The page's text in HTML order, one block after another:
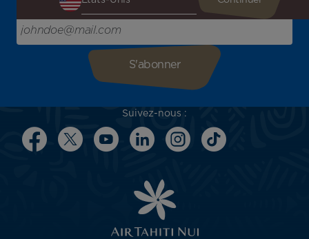
Saisissez votre adresse e-mail ici
Suivez-nous :